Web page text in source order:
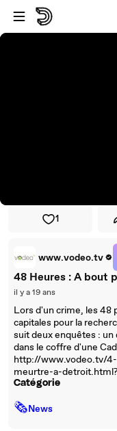
Passer au player
Passer au contenu
1
www.vodeo.tv
48 Heures : A bout
il y a 19 ans
Lors d'un crime, les 48
capitales pour la
suit deux enquêtes :
dans le coffre d'une
http://www.vodeo.tv/
meurtre-a-
Catégorie
🗞News